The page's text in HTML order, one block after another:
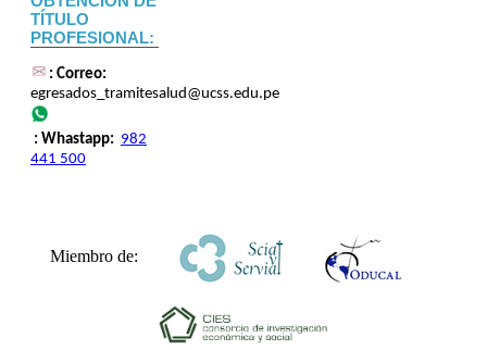
TÍTULO
PROFESIONAL:
: Correo:
egresados_tramitesalud@ucss.edu.pe
: Whastapp: 982
441 500
Miembro de: